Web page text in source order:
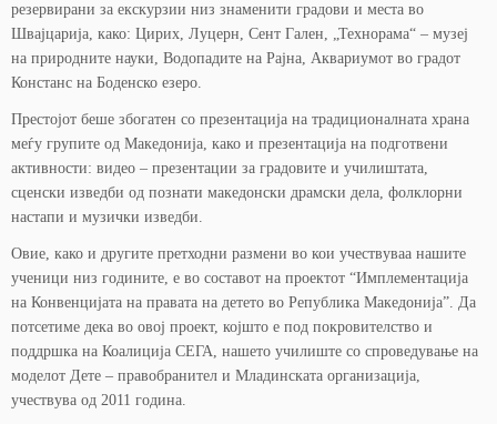
резервирани за екскурзии низ знаменити градови и места во
Швајцарија, како: Цирих, Луцерн, Сент Гален, „Технорама“ – музеј
на природните науки, Водопадите на Рајна, Аквариумот во градот
Констанс на Боденско езеро.
Престојот беше збогатен со презентација на традиционалната храна
меѓу групите од Македонија, како и презентација на подготвени
активности: видео – презентации за градовите и училиштата,
сценски изведби од познати македонски драмски дела, фолклорни
настапи и музички изведби.
Овие, како и другите претходни размени во кои учествуваа нашите
ученици низ годините, е во составот на проектот “Имплементација
на Конвенцијата на правата на детето во Република Македонија”. Да
потсетиме дека во овој проект, којшто е под покровителство и
поддршка на Коалиција СЕГА, нашето училиште со спроведување на
моделот Дете – правобранител и Младинската организација,
учествува од 2011 година.